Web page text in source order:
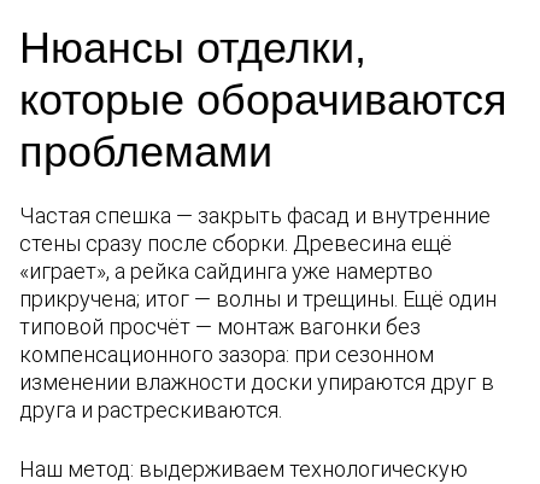
Нюансы отделки,
которые оборачиваются
проблемами
Частая спешка — закрыть фасад и внутренние
стены сразу после сборки. Древесина ещё
«играет», а рейка сайдинга уже намертво
прикручена; итог — волны и трещины. Ещё один
типовой просчёт — монтаж вагонки без
компенсационного зазора: при сезонном
изменении влажности доски упираются друг в
друга и растрескиваются.
Наш метод: выдерживаем технологическую